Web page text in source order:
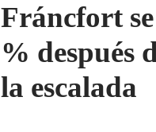
Fráncfort
% después
la escalada